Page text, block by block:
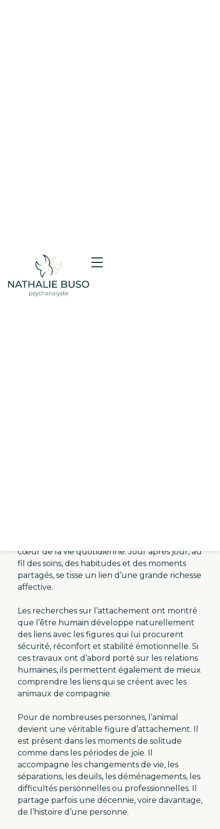
Pour beaucoup, un animal de compagnie est
bien davantage qu’un compagnon : il occupe
une place singulière dans la vie affective et
devient un véritable partenaire de l’existence.
cœur de la vie quotidienne. Jour après jour, au
fil des soins, des habitudes et des moments
partagés, se tisse un lien d’une grande richesse
affective.
Les recherches sur l’attachement ont montré
que l’être humain développe naturellement
des liens avec les figures qui lui procurent
sécurité, réconfort et stabilité émotionnelle. Si
ces travaux ont d’abord porté sur les relations
humaines, ils permettent également de mieux
comprendre les liens qui se créent avec les
animaux de compagnie.
Pour de nombreuses personnes, l’animal
devient une véritable figure d’attachement. Il
est présent dans les moments de solitude
comme dans les périodes de joie. Il
accompagne les changements de vie, les
séparations, les deuils, les déménagements, les
difficultés personnelles ou professionnelles. Il
partage parfois une décennie, voire davantage,
de l’histoire d’une personne.